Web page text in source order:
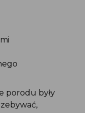
porodu były